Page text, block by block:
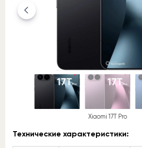
Xiaomi 17T Pro
Технические характеристики: